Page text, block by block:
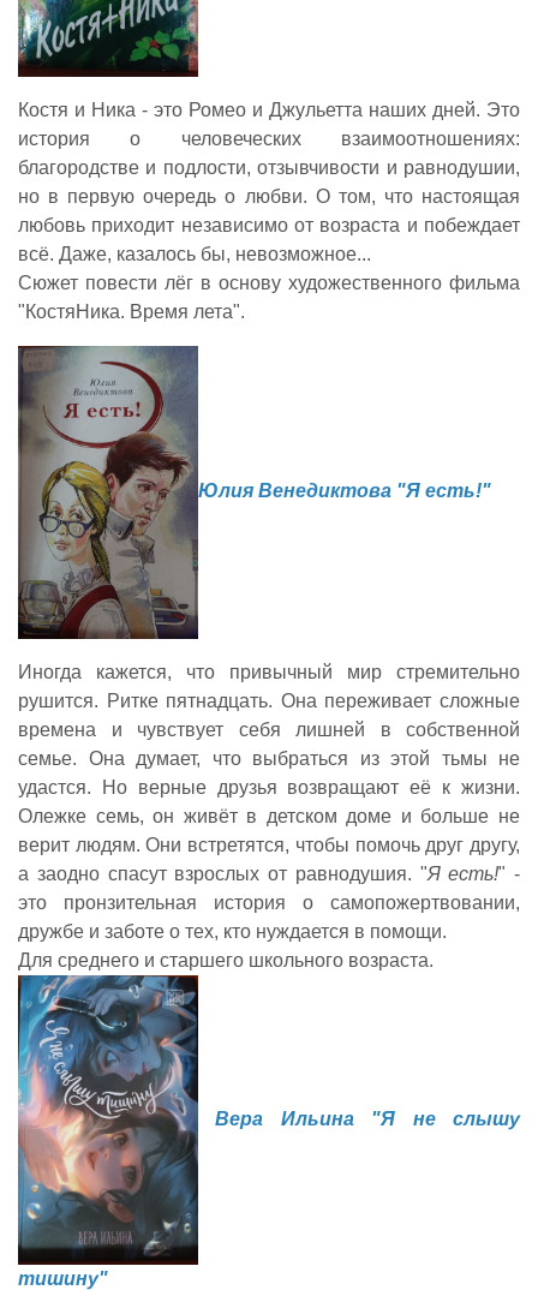
Костя и Ника - это Ромео и Джульетта наших дней. Это
история о человеческих взаимоотношениях:
благородстве и подлости, отзывчивости и равнодушии,
но в первую очередь о любви. О том, что настоящая
любовь приходит независимо от возраста и побеждает
всё. Даже, казалось бы, невозможное...
Сюжет повести лёг в основу художественного фильма
"КостяНика. Время лета".
Юлия Венедиктова "Я есть!"
Иногда кажется, что привычный мир стремительно
рушится. Ритке пятнадцать. Она переживает сложные
времена и чувствует себя лишней в собственной
семье. Она думает, что выбраться из этой тьмы не
удастся. Но верные друзья возвращают её к жизни.
Олежке семь, он живёт в детском доме и больше не
верит людям. Они встретятся, чтобы помочь друг другу,
а заодно спасут взрослых от равнодушия. "Я есть!" -
это пронзительная история о самопожертвовании,
дружбе и заботе о тех, кто нуждается в помощи.
Для среднего и старшего школьного возраста.
Вера Ильина "Я не слышу
тишину"